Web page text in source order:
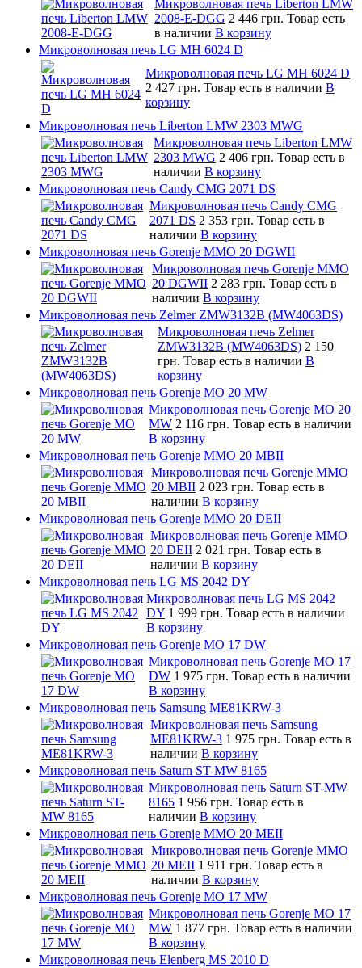
Микроволновая печь Liberton LMW
2008-E-DGG 2 446 грн. Товар есть
в наличии В корзину
Микроволновая печь LG MH 6024 D
Микроволновая печь LG MH 6024 D
2 427 грн. Товар есть в наличии В
корзину
Микроволновая печь Liberton LMW 2303 MWG
Микроволновая печь Liberton LMW
2303 MWG 2 406 грн. Товар есть в
наличии В корзину
Микроволновая печь Candy CMG 2071 DS
Микроволновая печь Candy CMG
2071 DS 2 353 грн. Товар есть в
наличии В корзину
Микроволновая печь Gorenje MMO 20 DGWII
Микроволновая печь Gorenje MMO
20 DGWII 2 283 грн. Товар есть в
наличии В корзину
Микроволновая печь Zelmer ZMW3132B (MW4063DS)
Микроволновая печь Zelmer
ZMW3132B (MW4063DS) 2 150
грн. Товар есть в наличии В
корзину
Микроволновая печь Gorenje MO 20 MW
Микроволновая печь Gorenje MO 20
MW 2 116 грн. Товар есть в наличии
В корзину
Микроволновая печь Gorenje MMO 20 MBII
Микроволновая печь Gorenje MMO
20 MBII 2 023 грн. Товар есть в
наличии В корзину
Микроволновая печь Gorenje MMO 20 DEII
Микроволновая печь Gorenje MMO
20 DEII 2 021 грн. Товар есть в
наличии В корзину
Микроволновая печь LG MS 2042 DY
Микроволновая печь LG MS 2042
DY 1 999 грн. Товар есть в наличии
В корзину
Микроволновая печь Gorenje MO 17 DW
Микроволновая печь Gorenje MO 17
DW 1 975 грн. Товар есть в наличии
В корзину
Микроволновая печь Samsung ME81KRW-3
Микроволновая печь Samsung
ME81KRW-3 1 975 грн. Товар есть в
наличии В корзину
Микроволновая печь Saturn ST-MW 8165
Микроволновая печь Saturn ST-MW
8165 1 956 грн. Товар есть в
наличии В корзину
Микроволновая печь Gorenje MMO 20 MEII
Микроволновая печь Gorenje MMO
20 MEII 1 911 грн. Товар есть в
наличии В корзину
Микроволновая печь Gorenje MO 17 MW
Микроволновая печь Gorenje MO 17
MW 1 877 грн. Товар есть в наличии
В корзину
Микроволновая печь Elenberg MS 2010 D